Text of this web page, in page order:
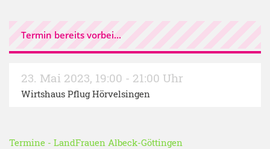
Termin bereits vorbei...
23. Mai 2023, 19:00 - 21:00 Uhr
Wirtshaus Pflug Hörvelsingen
Termine - LandFrauen Albeck-Göttingen